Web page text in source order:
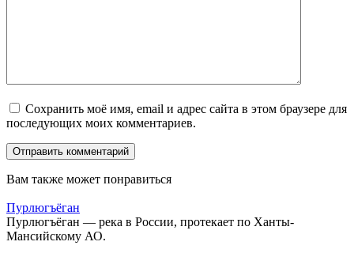
Сохранить моё имя, email и адрес сайта в этом браузере для
последующих моих комментариев.
Вам также может понравиться
Пурлюгъёган
Пурлюгъёган — река в России, протекает по Ханты-
Мансийскому АО.